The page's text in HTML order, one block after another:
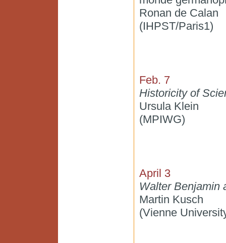
Ronan de Calan
(IHPST/Paris1)
Feb. 7
Historicity of
Ursula Klein
(MPIWG)
April 3
Walter Benjamin
Martin Kusch
(Vienne